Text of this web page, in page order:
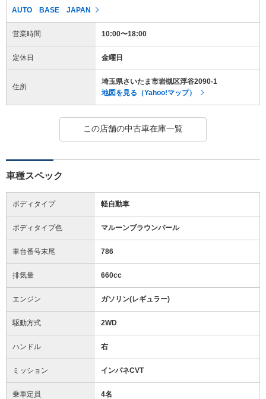
AUTO BASE JAPAN
営業時間 10:00〜18:00
定休日 金曜日
住所
埼玉県さいたま市岩槻区浮谷2090-1
地図を見る（Yahoo!マップ）
この店舗の中古車在庫一覧
車種スペック
ボディタイプ 軽自動車
ボディタイプ色 マルーンブラウンパール
車台番号末尾 786
排気量 660cc
エンジン ガソリン(レギュラー)
駆動方式 2WD
ハンドル 右
ミッション インパネCVT
乗車定員 4名